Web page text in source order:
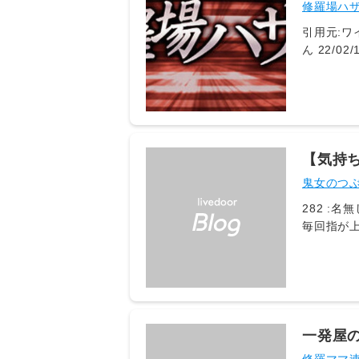
間、ま
修羅場ハ
引用元:ワイ
ん 22/02/
【気持
めさせ
鬼女のつ
282 :名無しの心子知らず 2018/05/19(土)
毎回指が上手いのかと声を
一発屋